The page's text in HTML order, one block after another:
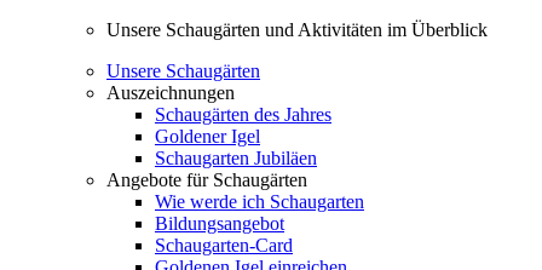
Unsere Schaugärten und Aktivitäten im Überblick
Unsere Schaugärten
Auszeichnungen
Schaugärten des Jahres
Goldener Igel
Schaugarten Jubiläen
Angebote für Schaugärten
Wie werde ich Schaugarten
Bildungsangebot
Schaugarten-Card